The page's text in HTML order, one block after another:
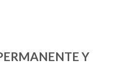
Y